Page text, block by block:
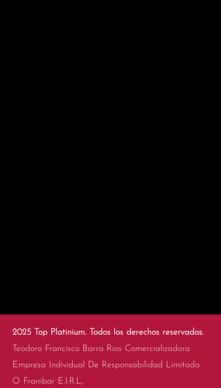
2025 Top Platinium. Todos los derechos reservados.
Teodoro Francisco Barra Rios Comercializadora
Empresa Individual De Responsabilidad Limitada
O Franibar E.I.R.L,